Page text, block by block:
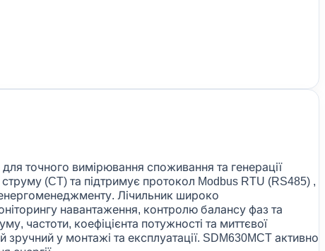
точного вимірювання споживання та генерації
(CT) та підтримує протокол Modbus RTU (RS485) ,
Лічильник широко
навантаження, контролю балансу фаз та
частоти, коефіцієнта потужності та миттєвої
у монтажі та експлуатації. SDM630MCT активно